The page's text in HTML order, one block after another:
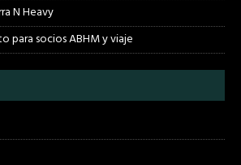
N Heavy
para socios ABHM y viaje